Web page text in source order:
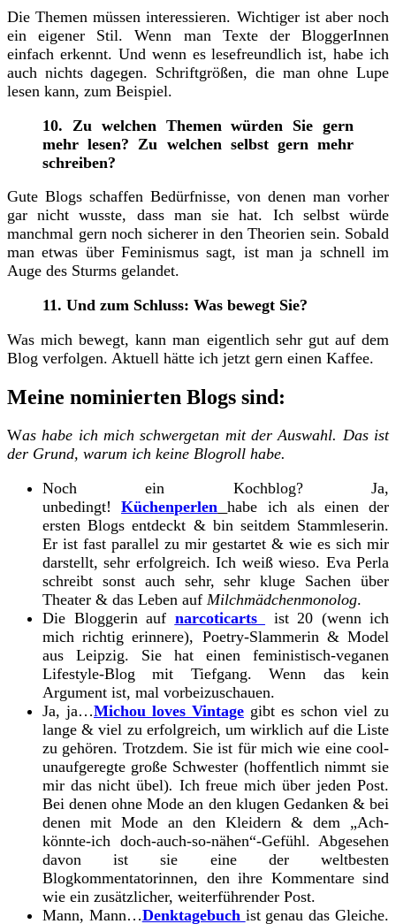
Die Themen müssen interessieren. Wichtiger ist aber noch
ein eigener Stil. Wenn man Texte der BloggerInnen
einfach erkennt. Und wenn es lesefreundlich ist, habe ich
auch nichts dagegen. Schriftgrößen, die man ohne Lupe
lesen kann, zum Beispiel.
10. Zu welchen Themen würden Sie gern
mehr lesen? Zu welchen selbst gern mehr
schreiben?
Gute Blogs schaffen Bedürfnisse, von denen man vorher
gar nicht wusste, dass man sie hat. Ich selbst würde
manchmal gern noch sicherer in den Theorien sein. Sobald
man etwas über Feminismus sagt, ist man ja schnell im
Auge des Sturms gelandet.
11. Und zum Schluss: Was bewegt Sie?
Was mich bewegt, kann man eigentlich sehr gut auf dem
Blog verfolgen. Aktuell hätte ich jetzt gern einen Kaffee.
Meine nominierten Blogs sind:
Was habe ich mich schwergetan mit der Auswahl. Das ist
der Grund, warum ich keine Blogroll habe.
Noch ein Kochblog? Ja,
unbedingt!
Küchenperlen habe ich als einen der
ersten Blogs entdeckt & bin seitdem Stammleserin.
Er ist fast parallel zu mir gestartet & wie es sich mir
darstellt, sehr erfolgreich. Ich weiß wieso. Eva Perla
schreibt sonst auch sehr, sehr kluge Sachen über
Theater & das Leben auf Milchmädchenmonolog.
Die Bloggerin auf narcoticarts
ist 20 (wenn ich
mich richtig erinnere), Poetry-Slammerin & Model
aus Leipzig. Sie hat einen feministisch-veganen
Lifestyle-Blog mit Tiefgang. Wenn das kein
Argument ist, mal vorbeizuschauen.
Ja, ja…Michou loves Vintage gibt es schon viel zu
lange & viel zu erfolgreich, um wirklich auf die Liste
zu gehören. Trotzdem. Sie ist für mich wie eine cool-
unaufgeregte große Schwester (hoffentlich nimmt sie
mir das nicht übel). Ich freue mich über jeden Post.
Bei denen ohne Mode an den klugen Gedanken & bei
denen mit Mode an den Kleidern & dem „Ach-
könnte-ich doch-auch-so-nähen“-Gefühl. Abgesehen
davon ist sie eine der weltbesten
Blogkommentatorinnen, den ihre Kommentare sind
wie ein zusätzlicher, weiterführender Post.
Mann, Mann…Denktagebuch ist genau das Gleiche.